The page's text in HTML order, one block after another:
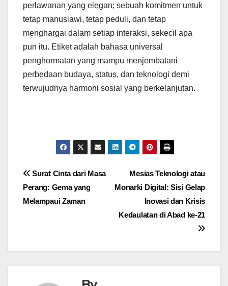
perlawanan yang elegan; sebuah komitmen untuk
tetap manusiawi, tetap peduli, dan tetap
menghargai dalam setiap interaksi, sekecil apa
pun itu. Etiket adalah bahasa universal
penghormatan yang mampu menjembatani
perbedaan budaya, status, dan teknologi demi
terwujudnya harmoni sosial yang berkelanjutan.
Navigasi
pos
Mesias Teknologi atau
Monarki Digital: Sisi Gelap
Inovasi dan Krisis
Kedaulatan di Abad ke-21
Surat Cinta dari Masa
Perang: Gema yang
Melampaui Zaman